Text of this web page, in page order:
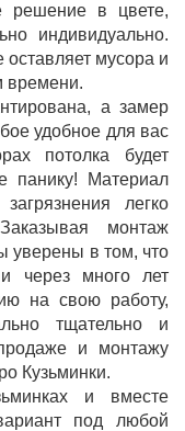
решение в цвете,
индивидуально.
мусора и
времени.
а замер
удобное для вас
потолка будет
панику! Материал
легко
монтаж
уверены в том, что
через много лет
на свою работу,
тщательно и
и монтажу
Кузьминки.
и вместе
под любой